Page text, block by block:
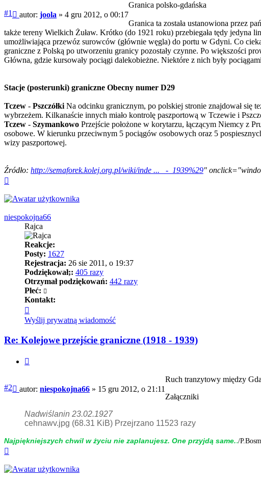
#1 Post
autor: joola » 4 gru 2012, o 00:17
Granica polsko-gdańska
Granica ta została ustanowiona przez
także tereny Wielkich Żuław. Krótko (do 1921 roku) przebiegała tędy jedyna
umożliwiająca przewóz surowców (głównie węgla) do portu w Gdyni. Co
graniczne z Polską po utworzeniu granicy pozostały czynne. Po większości
Główna, gdzie kursowały pociągi dalekobieżne. Niektóre z nich były
Stacje (posterunki) graniczne Obecny numer D29
Tczew - Pszczółki Na odcinku granicznym, po polskiej stronie znajdował się
wybrzeżem. Kilkanaście innych miało kontrolę paszportową w Tczewie i
Tczew - Szymankowo Przejście położone w korytarzu, łączącym Niemcy z
osobowe. W kierunku przeciwnym 5 pociągów osobowych oraz 5
wizy paszportowej.
Źródło: http://semaforek.kolej.org.pl/wiki/inde ... _-_1939%29"
niespokojna66
Rajca
Reakcje:
Posty: 1627
Rejestracja: 26 sie 2011, o 19:37
Podziękował;: 405 razy
Otrzymał podziękowań: 442 razy
Płeć:
Kontakt:
się
z
niespokojna66
Wyślij prywatną wiadomość
Re: Kolejowe przejście graniczne (1918 - 1939)
#2 Post
autor: niespokojna66 » 15 gru 2012, o 21:11
Ruch tranzytowy między
Załączniki
Nadwiślanin 23.02.1927
cehnawv.jpg (68.31 KiB) Przejrzano 11523 razy
Naj­piękniej­szych chwil w życiu nie zap­la­nujesz. One przyjdą same../